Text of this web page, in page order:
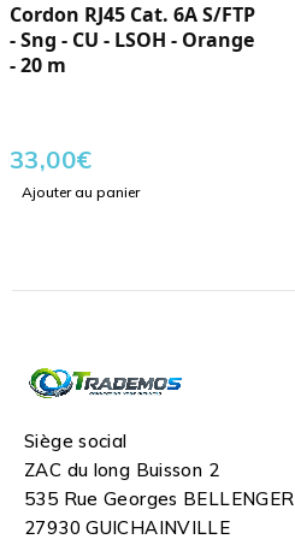
Cordon RJ45 Cat. 6A S/FTP
- Sng - CU - LSOH - Orange
- 20 m
33,00€
Ajouter au panier
Siège social
ZAC du long Buisson 2
535 Rue Georges BELLENGER
27930 GUICHAINVILLE